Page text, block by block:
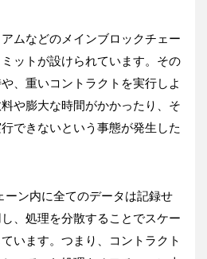
ムなどのメインブロックチェー
ットが設けられています。その
、重いコントラクトを実行しよ
や膨大な時間がかかったり、そ
できないという事態が発生した
ーン内に全てのデータは記録せ
、処理を分散することでスケー
います。つまり、コントラクト